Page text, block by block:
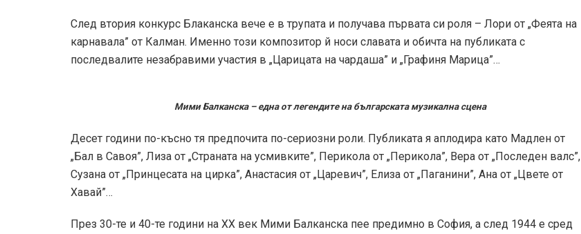
След втория конкурс Блаканска вече е в трупата и получава първата си роля – Лори от „Феята на
карнавала” от Калман. Именно този композитор й носи славата и обичта на публиката с
последвалите незабравими участия в „Царицата на чардаша” и „Графиня Марица”…
Мими Балканска – една от легендите на българската музикална сцена
Десет години по-късно тя предпочита по-сериозни роли. Публиката я аплодира като Мадлен от
„Бал в Савоя”, Лиза от „Страната на усмивките”, Перикола от „Перикола”, Вера от „Последен валс”,
Сузана от „Принцесата на цирка”, Анастасия от „Царевич”, Елиза от „Паганини”, Ана от „Цвете от
Хавай”…
През 30-те и 40-те години на ХХ век Мими Балканска пее предимно в София, а след 1944 е сред